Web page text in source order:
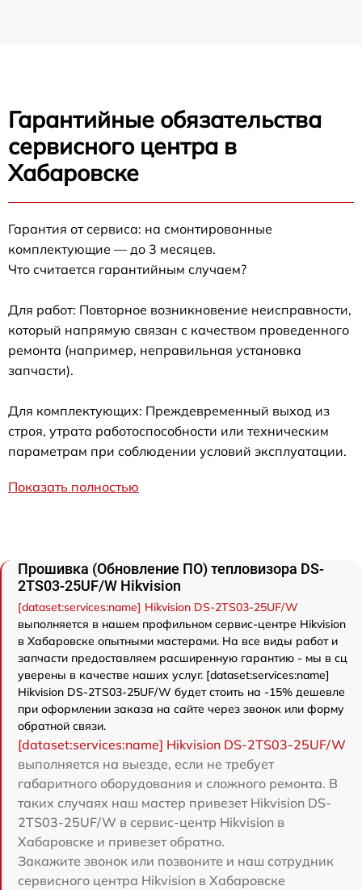
Гарантийные обязательства
сервисного центра в
Хабаровске
Гарантия от сервиса: на смонтированные
комплектующие — до 3 месяцев.
Что считается гарантийным случаем?
Для работ: Повторное возникновение неисправности,
который напрямую связан с качеством проведенного
ремонта (например, неправильная установка
запчасти).
Для комплектующих: Преждевременный выход из
строя, утрата работоспособности или техническим
параметрам при соблюдении условий эксплуатации.
Показать полностью
Прошивка (Обновление ПО) тепловизора DS-
2TS03-25UF/W Hikvision
[dataset:services:name] Hikvision DS-2TS03-25UF/W
выполняется в нашем профильном сервис-центре Hikvision
в Хабаровске опытными мастерами. На все виды работ и
запчасти предоставляем расширенную гарантию - мы в сц
уверены в качестве наших услуг. [dataset:services:name]
Hikvision DS-2TS03-25UF/W будет стоить на -15% дешевле
при оформлении заказа на сайте через звонок или форму
обратной связи.
[dataset:services:name] Hikvision DS-2TS03-25UF/W
выполняется на выезде, если не требует
габаритного оборудования и сложного ремонта. В
таких случаях наш мастер привезет Hikvision DS-
2TS03-25UF/W в сервис-центр Hikvision в
Хабаровске и привезет обратно.
Закажите звонок или позвоните и наш сотрудник
сервисного центра Hikvision в Хабаровске